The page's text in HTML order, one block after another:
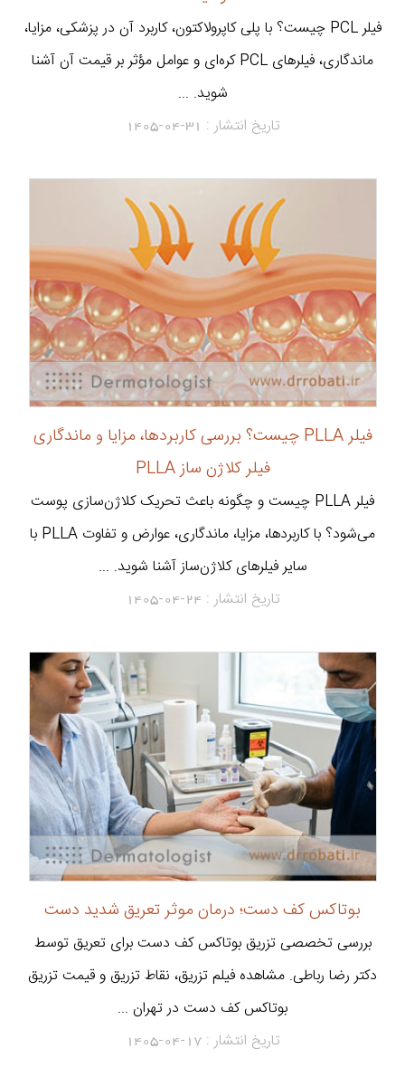
فیلر PCL چیست؟ با پلی کاپرولاکتون، کاربرد آن در پزشکی، مزایا،
ماندگاری، فیلرهای PCL کره‌ای و عوامل مؤثر بر قیمت آن آشنا
شوید. ...
تاریخ انتشار : 1405-04-31
فیلر PLLA چیست؟ بررسی کاربردها، مزایا و ماندگاری
فیلر کلاژن ساز PLLA
فیلر PLLA چیست و چگونه باعث تحریک کلاژن‌سازی پوست
می‌شود؟ با کاربردها، مزایا، ماندگاری، عوارض و تفاوت PLLA با
سایر فیلرهای کلاژن‌ساز آشنا شوید. ...
تاریخ انتشار : 1405-04-24
بوتاکس کف دست؛ درمان موثر تعریق شدید دست
بررسی تخصصی تزریق بوتاکس کف دست برای تعریق توسط
دکتر رضا رباطی. مشاهده فیلم تزریق، نقاط تزریق و قیمت تزریق
بوتاکس کف دست در تهران ...
تاریخ انتشار :1405-04-17